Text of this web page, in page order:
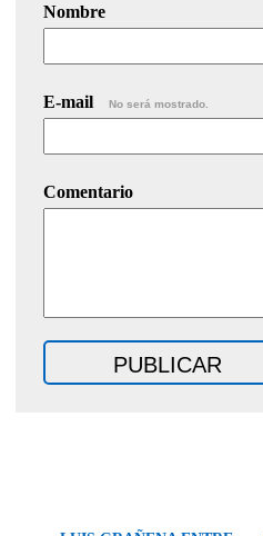
Nombre
E-mail No será mostrado.
Comentario